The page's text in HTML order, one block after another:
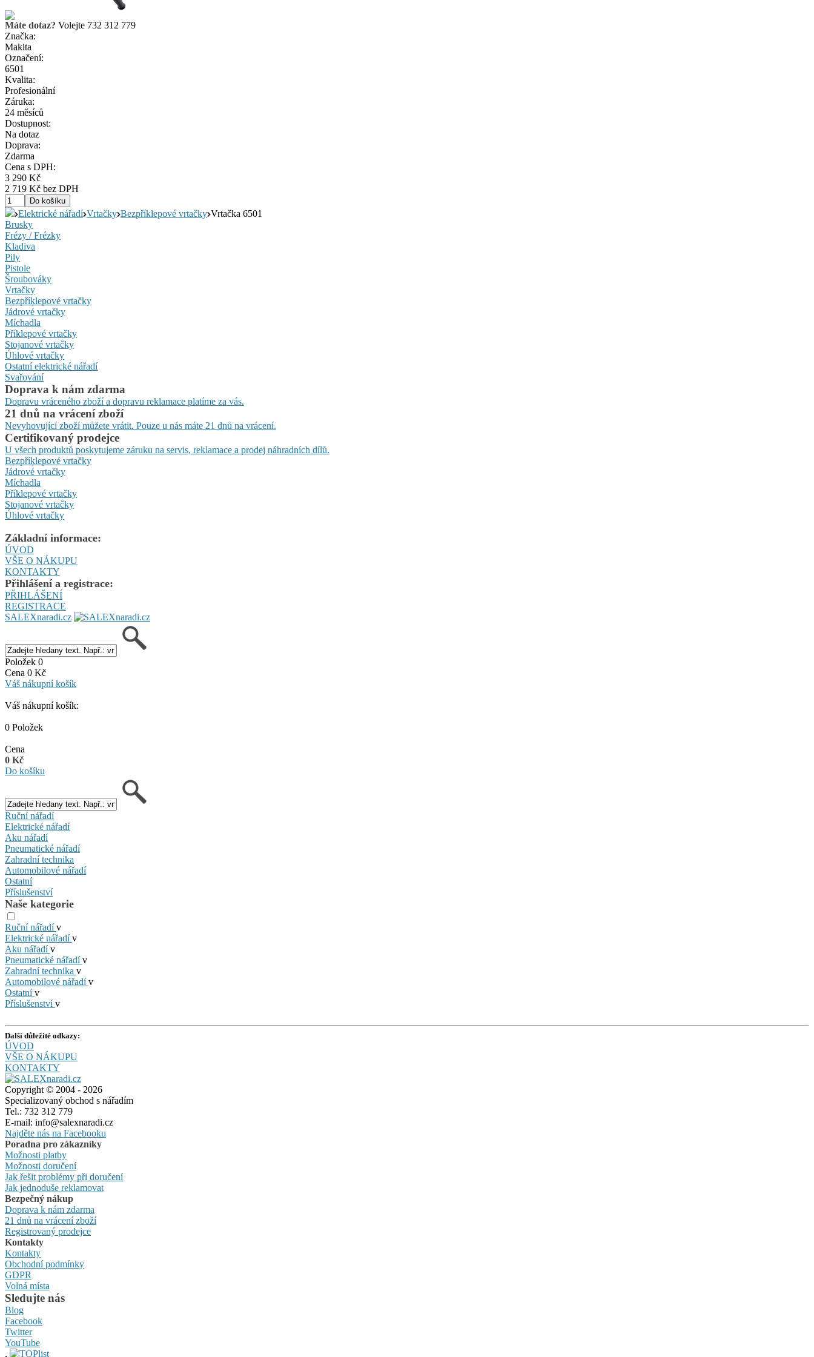
Máte dotaz? Volejte 732 312 779
Značka:
Makita
Označení:
6501
Kvalita:
Profesionální
Záruka:
24 měsíců
Dostupnost:
Na dotaz
Doprava:
Zdarma
Cena s DPH:
3 290 Kč
2 719 Kč bez DPH
Elektrické nářadí Vrtačky Bezpříklepové vrtačky Vrtačka 6501
Brusky
Frézy / Frézky
Kladiva
Pily
Pistole
Šroubováky
Vrtačky
Bezpříklepové vrtačky
Jádrové vrtačky
Míchadla
Příklepové vrtačky
Stojanové vrtačky
Úhlové vrtačky
Ostatní elektrické nářadí
Svařování
Doprava k nám zdarma
Dopravu vráceného zboží a dopravu reklamace platíme za vás.
21 dnů na vrácení zboží
Nevyhovující zboží můžete vrátit. Pouze u nás máte 21 dnů na vrácení.
Certifikovaný prodejce
U všech produktů poskytujeme záruku na servis, reklamace a prodej náhradních dílů.
Bezpříklepové vrtačky
Jádrové vrtačky
Míchadla
Příklepové vrtačky
Stojanové vrtačky
Úhlové vrtačky
Základní informace:
ÚVOD
VŠE O NÁKUPU
KONTAKTY
Přihlášení a registrace:
PŘIHLÁŠENÍ
REGISTRACE
SALEXnaradi.cz
Položek 0
Cena 0 Kč
Váš nákupní košík
Váš nákupní košík:
0 Položek
Cena
0 Kč
Do košíku
Ruční nářadí
Elektrické nářadí
Aku nářadí
Pneumatické nářadí
Zahradní technika
Automobilové nářadí
Ostatní
Příslušenství
Naše kategorie
Ruční nářadív
Elektrické nářadív
Aku nářadív
Pneumatické nářadív
Zahradní technika v
Automobilové nářadív
Ostatnív
Příslušenstvív
Další důležité odkazy:
ÚVOD
VŠE O NÁKUPU
KONTAKTY
Copyright © 2004 - 2026
Specializovaný obchod s nářadím
Tel.: 732 312 779
E-mail: info@salexnaradi.cz
Najděte nás na Facebooku
Poradna pro zákazníky
Možnosti platby
Možnosti doručení
Jak řešit problémy při doručení
Jak jednoduše reklamovat
Bezpečný nákup
Doprava k nám zdarma
21 dnů na vrácení zboží
Registrovaný prodejce
Kontakty
Kontakty
Obchodní podmínky
GDPR
Volná místa
Sledujte nás
Blog
Facebook
Twitter
YouTube
,